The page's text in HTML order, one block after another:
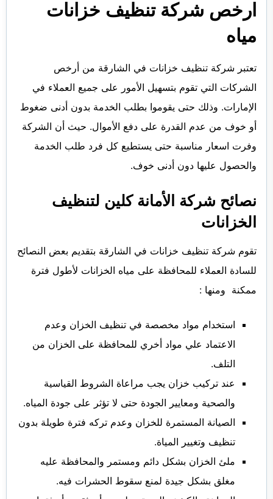
ارخص شركة تنظيف خزانات
مياه
تعتبر شركة تنظيف خزانات في الشارقة من أرخص
الشركات التي تقوم بتسهيل الأمور على جميع العملاء في
الإمارات. وذلك حتى يقوموا بطلب الخدمة بدون أدنى ضغوط
أو خوف من عدم القدرة على دفع الأموال. حيث أن الشركة
وفرت اسعار مناسبة حتى يستطيع كل فرد طلب الخدمة
والحصول عليها دون أدنى خوف.
نصائح شركة الأمانة كلين لتنظيف
الخزانات
تقوم شركة تنظيف خزانات في الشارقة بتقديم بعض النصائح
للسادة العملاء للمحافظة على مياه الخزانات لأطول فترة
ممكنة ومنها :
استخدام مواد مخصصة في تنظيف الخزان وعدم
الاعتماد علي مواد أخري للمحافظة على الخزان من
التلف.
عند تركيب خزان يجب مراعاة الشروط القياسية
والصحية ومعايير الجودة حتى لا تؤثر على جودة المياه.
الصيانة المستمرة للخزان وعدم تركه فترة طويلة بدون
تنظيف وتغيير المياة.
ملئ الخزان بشكل دائم ومستمر والمحافظة عليه
مغلق بشكل جيدة لمنع سقوط الحشرات فيه.